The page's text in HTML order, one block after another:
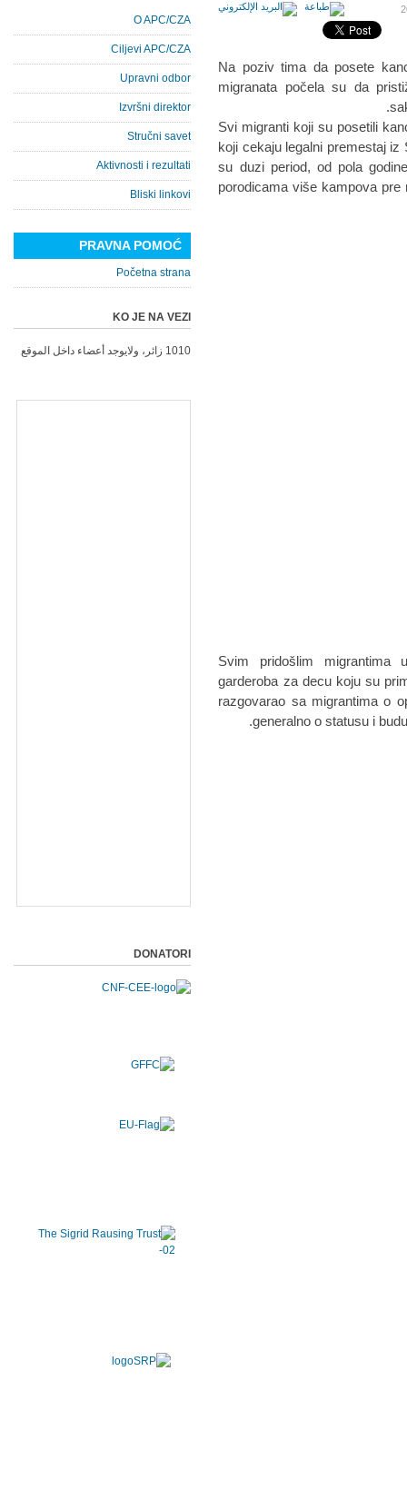
Na poziv tima da posete
migranata počela su da
Svi migranti koji su posetili
koji cekaju legalni premestaj
su duzi period, od pola
porodicama više kampova pre
Svim pridošlim
garderoba za decu koju su
razgovarao sa migrantima o
generalno o statusu i
O APC/CZA
Ciljevi APC/CZA
Upravni odbor
Izvršni direktor
Stručni savet
Aktivnosti i rezultati
Bliski linkovi
PRAVNA POMOĆ
Početna strana
KO JE NA VEZI
1010 زائر، ولايوجد أعضاء داخل الموقع
DONATORI